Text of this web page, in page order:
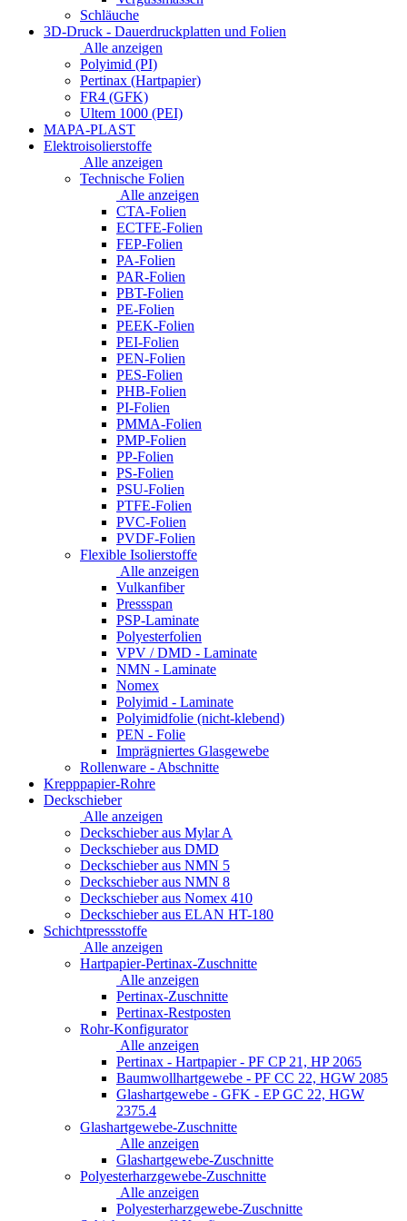
Schläuche
3D-Druck - Dauerdruckplatten und Folien
Alle anzeigen
Polyimid (PI)
Pertinax (Hartpapier)
FR4 (GFK)
Ultem 1000 (PEI)
MAPA-PLAST
Elektroisolierstoffe
Alle anzeigen
Technische Folien
Alle anzeigen
CTA-Folien
ECTFE-Folien
FEP-Folien
PA-Folien
PAR-Folien
PBT-Folien
PE-Folien
PEEK-Folien
PEI-Folien
PEN-Folien
PES-Folien
PHB-Folien
PI-Folien
PMMA-Folien
PMP-Folien
PP-Folien
PS-Folien
PSU-Folien
PTFE-Folien
PVC-Folien
PVDF-Folien
Flexible Isolierstoffe
Alle anzeigen
Vulkanfiber
Pressspan
PSP-Laminate
Polyesterfolien
VPV / DMD - Laminate
NMN - Laminate
Nomex
Polyimid - Laminate
Polyimidfolie (nicht-klebend)
PEN - Folie
Imprägniertes Glasgewebe
Rollenware - Abschnitte
Krepppapier-Rohre
Deckschieber
Alle anzeigen
Deckschieber aus Mylar A
Deckschieber aus DMD
Deckschieber aus NMN 5
Deckschieber aus NMN 8
Deckschieber aus Nomex 410
Deckschieber aus ELAN HT-180
Schichtpressstoffe
Alle anzeigen
Hartpapier-Pertinax-Zuschnitte
Alle anzeigen
Pertinax-Zuschnitte
Pertinax-Restposten
Rohr-Konfigurator
Alle anzeigen
Pertinax - Hartpapier - PF CP 21, HP 2065
Baumwollhartgewebe - PF CC 22, HGW 2085
Glashartgewebe - GFK - EP GC 22, HGW
2375.4
Glashartgewebe-Zuschnitte
Alle anzeigen
Glashartgewebe-Zuschnitte
Polyesterharzgewebe-Zuschnitte
Alle anzeigen
Polyesterharzgewebe-Zuschnitte